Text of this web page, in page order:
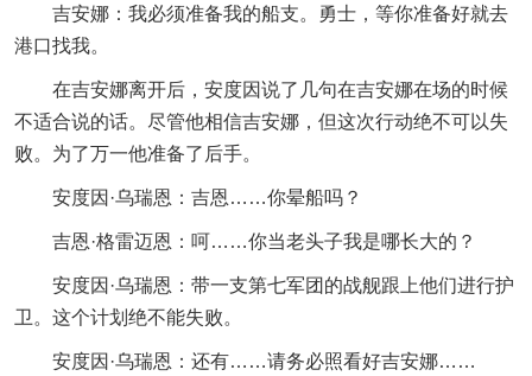
吉安娜：我必须准备我的船支。勇士，等你准备好就去
港口找我。
在吉安娜离开后，安度因说了几句在吉安娜在场的时候
不适合说的话。尽管他相信吉安娜，但这次行动绝不可以失
败。为了万一他准备了后手。
安度因·乌瑞恩：吉恩……你晕船吗？
吉恩·格雷迈恩：呵……你当老头子我是哪长大的？
安度因·乌瑞恩：带一支第七军团的战舰跟上他们进行护
卫。这个计划绝不能失败。
安度因·乌瑞恩：还有……请务必照看好吉安娜……